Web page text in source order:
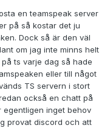
en teamspeak server
på så kostar det ju
Dock så är den väl
om jag inte minns helt
ts varje dag så hade
eller till något
TS servern i stort
också en chatt på
egentligen inget behov
provat discord och att